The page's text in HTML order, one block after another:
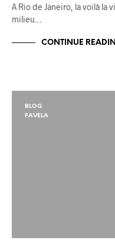
A Rio de Janeiro, la voilà la
milieu…
CONTINUE
BLOG
FAVELA